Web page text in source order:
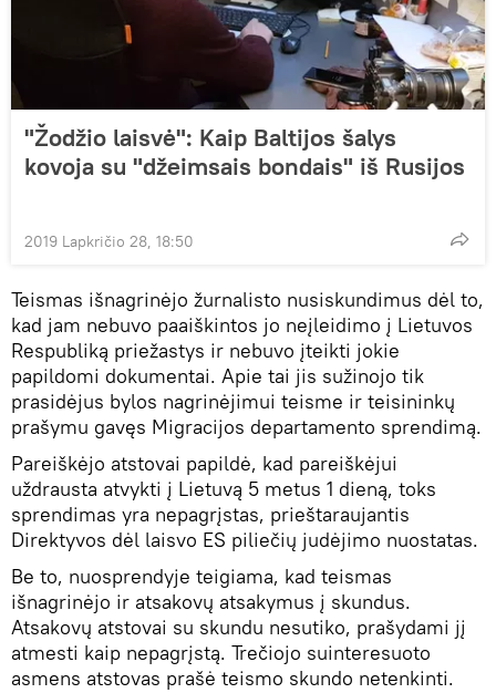
"Žodžio laisvė": Kaip Baltijos šalys
kovoja su "džeimsais bondais" iš Rusijos
2019 Lapkričio 28, 18:50
Teismas išnagrinėjo žurnalisto nusiskundimus dėl to,
kad jam nebuvo paaiškintos jo neįleidimo į Lietuvos
Respubliką priežastys ir nebuvo įteikti jokie
papildomi dokumentai. Apie tai jis sužinojo tik
prasidėjus bylos nagrinėjimui teisme ir teisininkų
prašymu gavęs Migracijos departamento sprendimą.
Pareiškėjo atstovai papildė, kad pareiškėjui
uždrausta atvykti į Lietuvą 5 metus 1 dieną, toks
sprendimas yra nepagrįstas, prieštaraujantis
Direktyvos dėl laisvo ES piliečių judėjimo nuostatas.
Be to, nuosprendyje teigiama, kad teismas
išnagrinėjo ir atsakovų atsakymus į skundus.
Atsakovų atstovai su skundu nesutiko, prašydami jį
atmesti kaip nepagrįstą. Trečiojo suinteresuoto
asmens atstovas prašė teismo skundo netenkinti.